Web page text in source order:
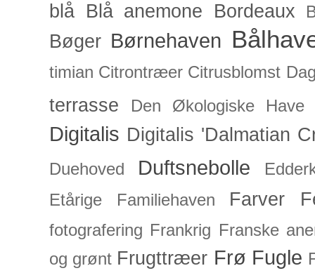
blå Blå anemone Bordeaux
Bøger Børnehaven
timian Citrontræer Citrusblomst
terrasse Den Økologiske Have
Digitalis Digitalis 'Dalmatian
Duehoved Duftsnebolle
Etårige
Familiehaven Farver
fotografering Frankrig
Franske
og grønt Frugttræer Frø Fugle